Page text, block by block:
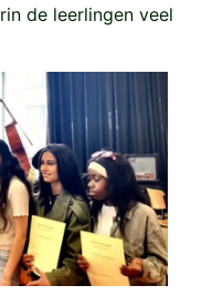
de leerlingen veel